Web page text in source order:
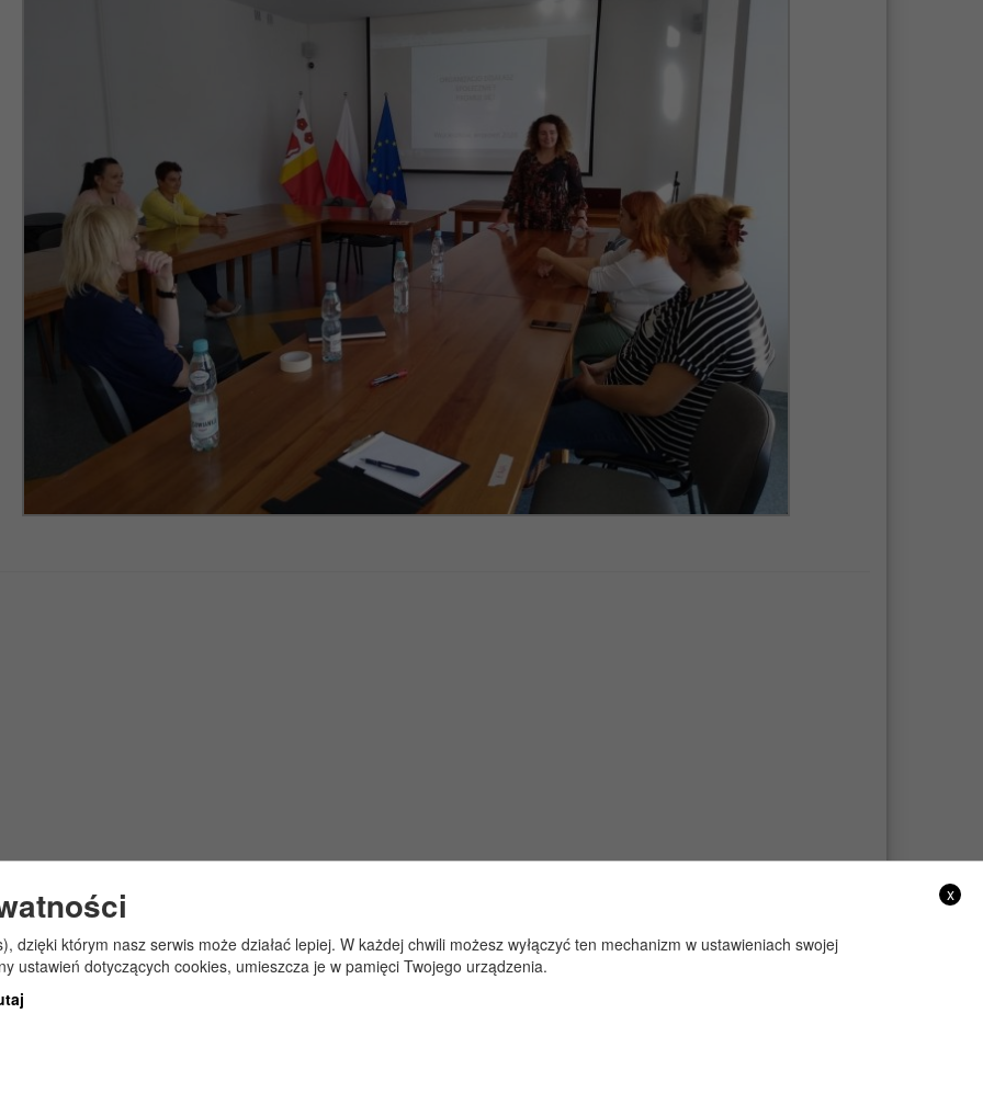
x
dzięki którym nasz serwis może działać lepiej. W każdej chwili możesz wyłączyć ten mechanizm w ustawieniach swojej
ustawień dotyczących cookies, umieszcza je w pamięci Twojego urządzenia.